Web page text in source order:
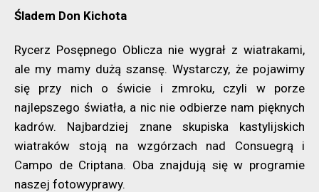
Śladem Don Kichota
Rycerz Posępnego Oblicza nie wygrał z wiatrakami,
ale my mamy dużą szansę. Wystarczy, że pojawimy
się przy nich o świcie i zmroku, czyli w porze
najlepszego światła, a nic nie odbierze nam pięknych
kadrów. Najbardziej znane skupiska kastylijskich
wiatraków stoją na wzgórzach nad Consuegrą i
Campo de Criptana. Oba znajdują się w programie
naszej fotowyprawy.